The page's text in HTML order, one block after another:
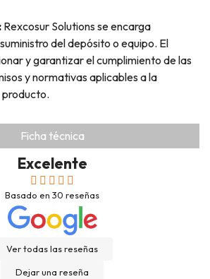
Ficha técnica
Rexcosur Solutions se encarga
del depósito o equipo. El
y garantizar el cumplimiento de las
y normativas aplicables a la
producto.
Excelente
Basado en 30 reseñas
Ver todas las reseñas
Dejar una reseña